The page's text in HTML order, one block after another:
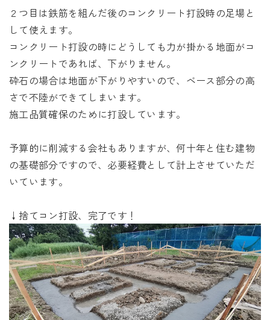
２つ目は鉄筋を組んだ後のコンクリート打設時の足場と
して使えます。
コンクリート打設の時にどうしても力が掛かる地面がコ
ンクリートであれば、下がりません。
砕石の場合は地面が下がりやすいので、ベース部分の高
さで不陸ができてしまいます。
施工品質確保のために打設しています。
予算的に削減する会社もありますが、何十年と住む建物
の基礎部分ですので、必要経費として計上させていただ
いています。
↓捨てコン打設、完了です！